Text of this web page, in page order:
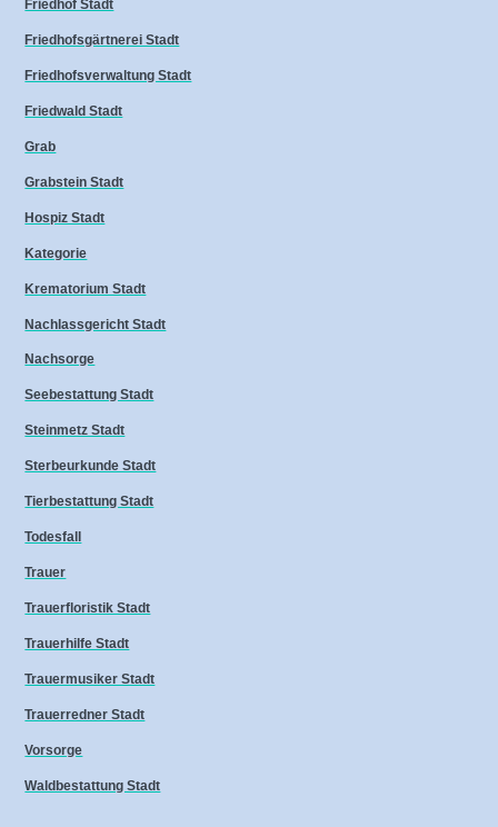
Friedhof Stadt
Friedhofsgärtnerei Stadt
Friedhofsverwaltung Stadt
Friedwald Stadt
Grab
Grabstein Stadt
Hospiz Stadt
Kategorie
Krematorium Stadt
Nachlassgericht Stadt
Nachsorge
Seebestattung Stadt
Steinmetz Stadt
Sterbeurkunde Stadt
Tierbestattung Stadt
Todesfall
Trauer
Trauerfloristik Stadt
Trauerhilfe Stadt
Trauermusiker Stadt
Trauerredner Stadt
Vorsorge
Waldbestattung Stadt